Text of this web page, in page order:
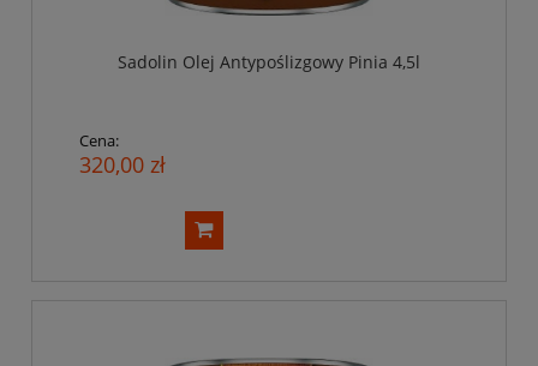
Sadolin Olej Antypoślizgowy Pinia 4,5l
Cena:
320,00 zł